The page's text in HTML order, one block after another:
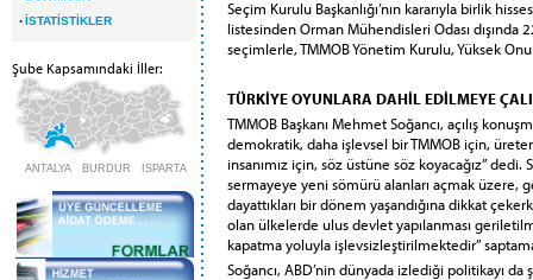
·İSTATİSTİKLER
Şube Kapsamındaki İller:
ANTALYA BURDUR ISPARTA
Seçim Kurulu Başkanlığı’nın kararıyla birlik
listesinden Orman Mühendisleri Odası
seçimlerle, TMMOB Yönetim Kurulu, Yüksek
TÜRKİYE OYUNLARA DAHİL EDİLMEYE
TMMOB Başkanı Mehmet Soğancı, açılış
demokratik, daha işlevsel bir TMMOB için,
insanımız için, söz üstüne söz koyacağız”
sermayeye yeni sömürü alanları açmak üzere,
dayattıkları bir dönem yaşandığına dikkat
olan ülkelerde ulus devlet yapılanması
kapatma yoluyla işlevsizleştirilmektedir”
Soğancı, ABD’nin dünyada izlediği politikayı da